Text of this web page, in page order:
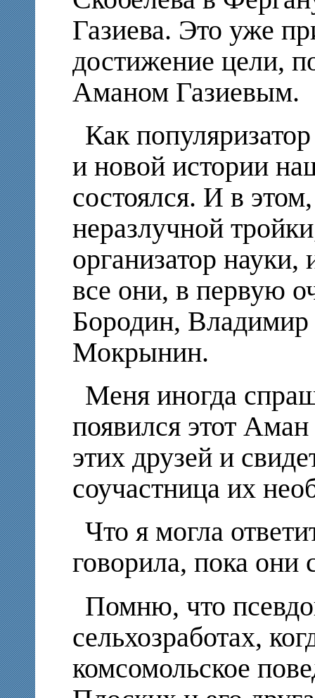
Газиева. Это уже
достижение цели,
Аманом Газиевым.
Как
и новой истории
состоялся. И в
неразлучной
организатор
все они, в первую
Бородин,
Мокрынин.
Меня иногда
появился этот
этих друзей и
соучастница их
Что я могла
говорила, пока они
Помню, что
сельхозработах,
комсомольское